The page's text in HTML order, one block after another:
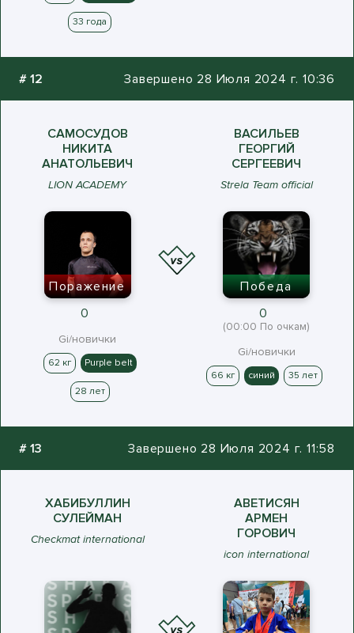
33 года
# 12 Завершено 28 Июля 2024 г. 10:36
САМОСУДОВ
НИКИТА
АНАТОЛЬЕВИЧ
LION ACADEMY
ВАСИЛЬЕВ
ГЕОРГИЙ
СЕРГЕЕВИЧ
Strela Team official
Поражение
0
Gi/новички
62 кг Purple belt
28 лет
Победа
0
(00:00 По очкам)
Gi/новички
66 кг синий 35 лет
# 13 Завершено 28 Июля 2024 г. 11:58
ХАБИБУЛЛИН
СУЛЕЙМАН
Checkmat international
АВЕТИСЯН
АРМЕН
ГОРОВИЧ
icon international